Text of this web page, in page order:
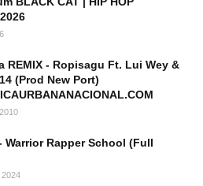
REMIX - Ropisagu Ft. Lui Wey &
(Prod New Port)
Warrior Rapper School (Full